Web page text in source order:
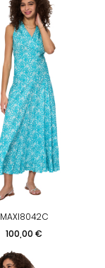
MAXI8042C
Prix
100,00 €